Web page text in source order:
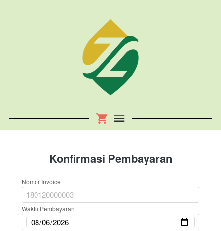
Konfirmasi Pembayaran
Nomor Invoice
Waktu Pembayaran